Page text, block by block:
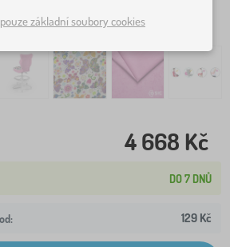
4 668 Kč
DO 7 DNŮ
129 Kč
základní soubory cookies